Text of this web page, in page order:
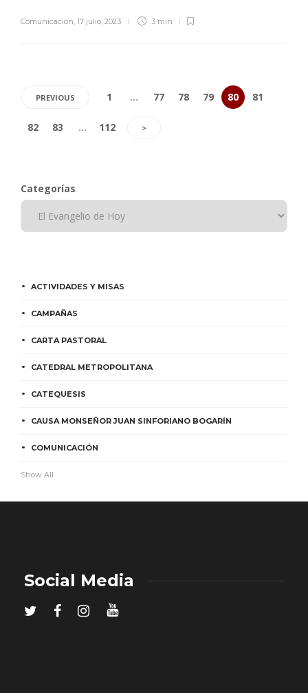
Comunicación, 17 julio, 2023 3 min
PREVIOUS 1 … 77 78 79 80 81
82 83 … 112 >
Categorías
ACTIVIDADES Y MISAS
CAMPAÑAS
CARTA PASTORAL
CATEDRAL METROPOLITANA
CATEQUESIS
CAUSA MONSEÑOR JUAN SINFORIANO BOGARÍN
COMUNICACIÓN
Show All
Social Media